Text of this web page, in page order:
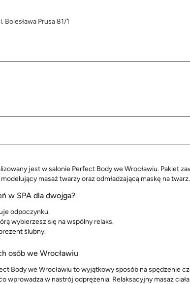
Bolesława Prusa 81/1
jest w salonie Perfect Body we Wrocławiu. Pakiet
masaż twarzy oraz odmładzającą maskę na twarz.
w SPA dla dwojga?
odpoczynku.
wybierzesz się na wspólny relaks.
ślubny.
osób we Wrocławiu
Body we Wrocławiu to wyjątkowy sposób na spędzenie
wprowadza w nastrój odprężenia. Relaksacyjny masaż